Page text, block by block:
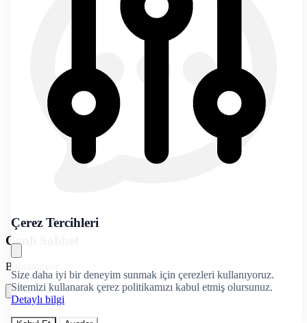
Çerez Tercihleri
Size daha iyi bir deneyim sunmak için çerezleri kullanıyoruz.
Sitemizi kullanarak çerez politikamızı kabul etmiş olursunuz.
Detaylı bilgi
Canlı Sohbet
Bağlanılıyor...